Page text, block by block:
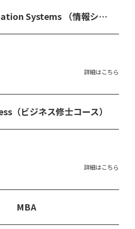
MSc in Information Systems （情報システム修士コース）
詳細はこちら
（ビジネス修士コース）
詳細はこちら
MBA